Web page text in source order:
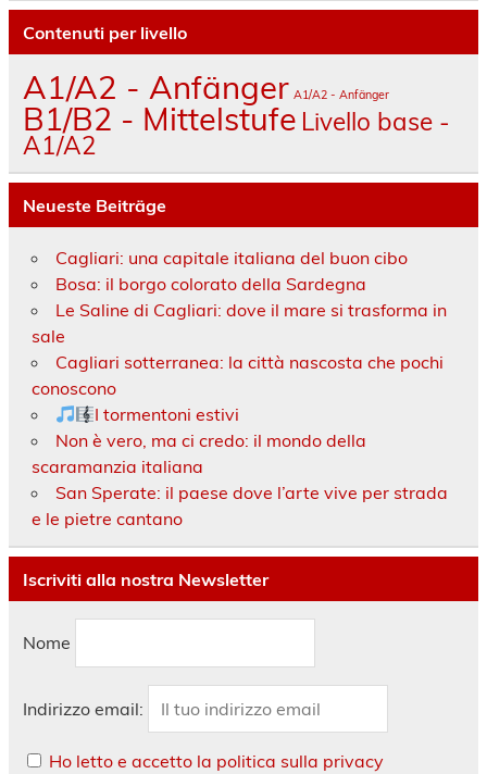
Contenuti per livello
A1/A2 - Anfänger A1/A2 - Anfänger
B1/B2 - Mittelstufe Livello base -
A1/A2
Neueste Beiträge
Cagliari: una capitale italiana del buon cibo
Bosa: il borgo colorato della Sardegna
Le Saline di Cagliari: dove il mare si trasforma in
sale
Cagliari sotterranea: la città nascosta che pochi
conoscono
I tormentoni estivi
Non è vero, ma ci credo: il mondo della
scaramanzia italiana
San Sperate: il paese dove l’arte vive per strada
e le pietre cantano
Iscriviti alla nostra Newsletter
Nome
Indirizzo email:
Ho letto e accetto la politica sulla privacy